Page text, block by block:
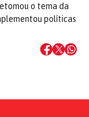
o tema da
políticas